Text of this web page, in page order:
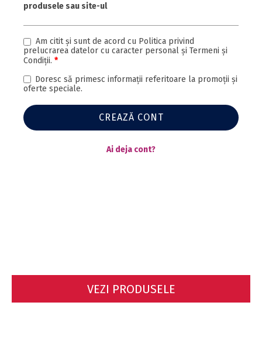
produsele sau site-ul
Am citit şi sunt de acord cu Politica privind
prelucrarea datelor cu caracter personal şi Termeni şi
Condiţii. *
Doresc să primesc informaţii referitoare la promoţii şi
oferte speciale.
CREAZĂ CONT
Ai deja cont?
VEZI PRODUSELE